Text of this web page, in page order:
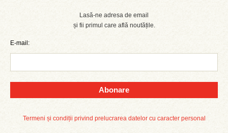
Lasă-ne adresa de email
și fii primul care află noutățile.
E-mail:
Abonare
Termeni și condiții privind prelucrarea datelor cu caracter personal